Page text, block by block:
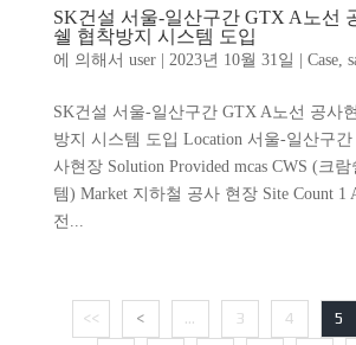
SK건설 서울-일산구간 GTX A노선
쉘 협착방지 시스템 도입
에 의해서 user| 2023년 10월 31일 Case,
SK건설 서울-일산구간 GTX A노선 공사
방지 시스템 도입 Location 서울-일산구
사현장 Solution Provided mcas CWS (크
템) Market 지하철 공사 현장 Site Count 1
전...
<< < ... 3 4 5